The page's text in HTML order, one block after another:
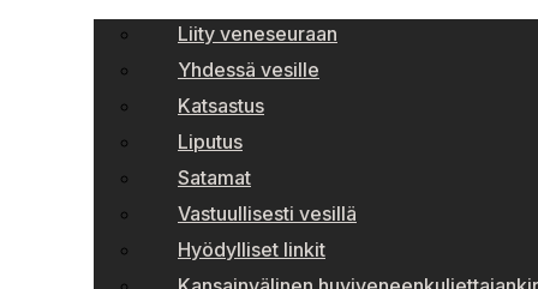
Liity veneseuraan
Yhdessä vesille
Katsastus
Liputus
Satamat
Vastuullisesti vesillä
Hyödylliset linkit